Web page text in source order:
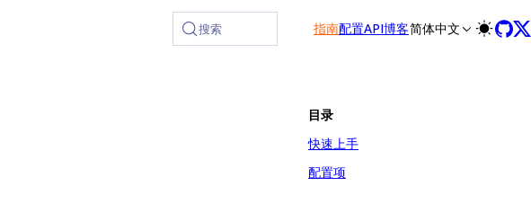
搜索 指南配置API博客简体中文
目录
快速上手
配置项